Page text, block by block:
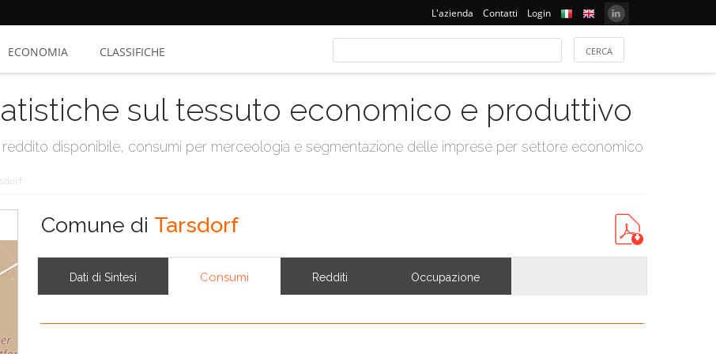
L'azienda Contatti Login
ECONOMIA CLASSIFICHE
sul tessuto economico e produttivo
disponibile, consumi per merceologia e segmentazione delle imprese per settore economico
Comune di Tarsdorf
Dati di Sintesi Consumi Redditi Occupazione